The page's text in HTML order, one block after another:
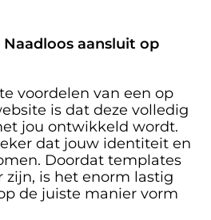
Naadloos aansluit op
voordelen van een op
is dat deze volledig
jou ontwikkeld wordt.
dat jouw identiteit en
Doordat templates
zijn, is het enorm lastig
de juiste manier vorm